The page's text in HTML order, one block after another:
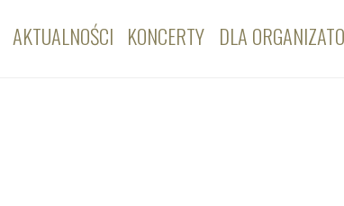
AKTUALNOŚCI KONCERTY DLA